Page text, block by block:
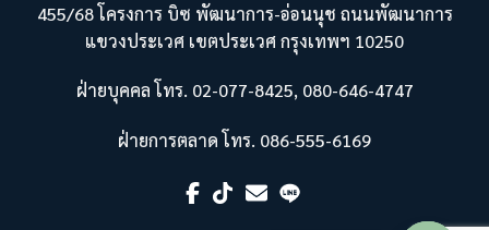
455/68 โครงการ บิซ พัฒนาการ-อ่อนนุช ถนนพัฒนาการ
แขวงประเวศ เขตประเวศ กรุงเทพฯ 10250
ฝ่ายบุคคล โทร. 02-077-8425, 080-646-4747
ฝ่ายการตลาด โทร. 086-555-6169